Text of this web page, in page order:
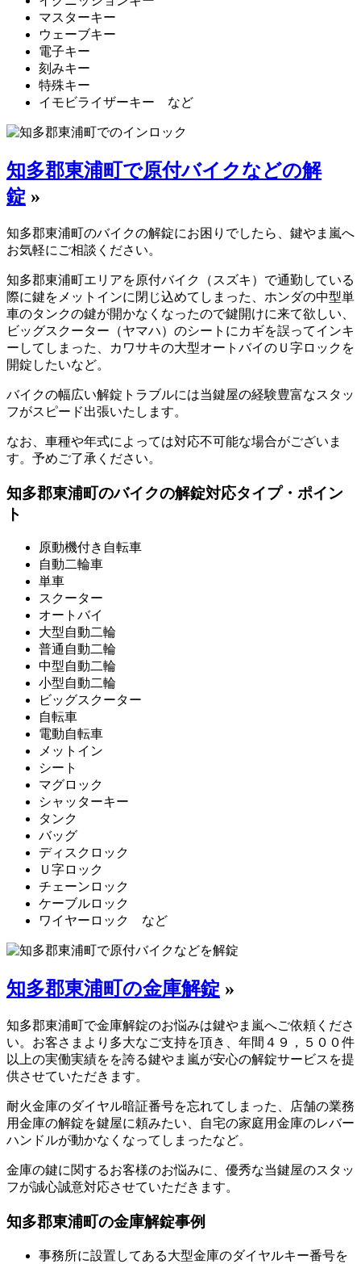
マスターキー
ウェーブキー
電子キー
刻みキー
特殊キー
イモビライザーキー など
知多郡東浦町で原付バイクなどの解
錠 »
知多郡東浦町のバイクの解錠にお困りでしたら、鍵やま嵐へ
お気軽にご相談ください。
知多郡東浦町エリアを原付バイク（スズキ）で通勤している
際に鍵をメットインに閉じ込めてしまった、ホンダの中型単
車のタンクの鍵が開かなくなったので鍵開けに来て欲しい、
ビッグスクーター（ヤマハ）のシートにカギを誤ってインキ
ーしてしまった、カワサキの大型オートバイのＵ字ロックを
開錠したいなど。
バイクの幅広い解錠トラブルには当鍵屋の経験豊富なスタッ
フがスピード出張いたします。
なお、車種や年式によっては対応不可能な場合がございま
す。予めご了承ください。
知多郡東浦町のバイクの解錠対応タイプ・ポイン
ト
原動機付き自転車
自動二輪車
単車
スクーター
オートバイ
大型自動二輪
普通自動二輪
中型自動二輪
小型自動二輪
ビッグスクーター
自転車
電動自転車
メットイン
シート
マグロック
シャッターキー
タンク
バッグ
ディスクロック
Ｕ字ロック
チェーンロック
ケーブルロック
ワイヤーロック など
知多郡東浦町の金庫解錠 »
知多郡東浦町で金庫解錠のお悩みは鍵やま嵐へご依頼くださ
い。お客さまより多大なご支持を頂き、年間４９，５００件
以上の実働実績をを誇る鍵やま嵐が安心の解錠サービスを提
供させていただきます。
耐火金庫のダイヤル暗証番号を忘れてしまった、店舗の業務
用金庫の解錠を鍵屋に頼みたい、自宅の家庭用金庫のレバー
ハンドルが動かなくなってしまったなど。
金庫の鍵に関するお客様のお悩みに、優秀な当鍵屋のスタッ
フが誠心誠意対応させていただきます。
知多郡東浦町の金庫解錠事例
事務所に設置してある大型金庫のダイヤルキー番号を